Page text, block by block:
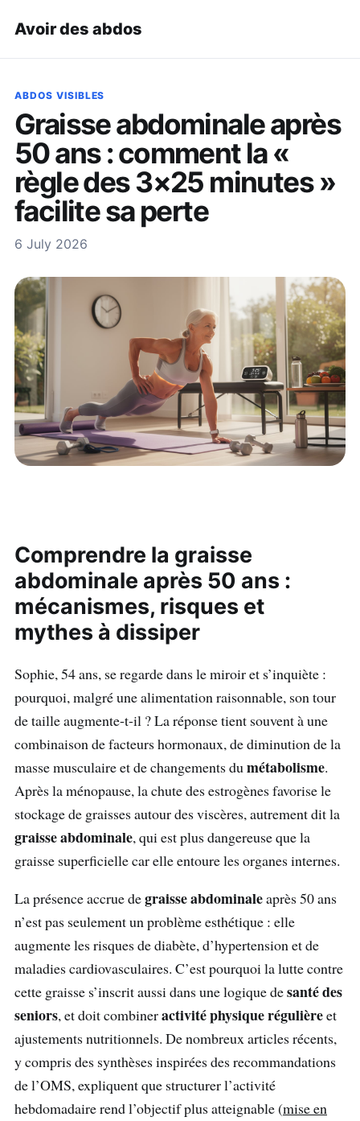
Avoir des abdos
ABDOS VISIBLES
Graisse abdominale après
50 ans : comment la «
règle des 3×25 minutes »
facilite sa perte
6 July 2026
Comprendre la graisse
abdominale après 50 ans :
mécanismes, risques et
mythes à dissiper
Sophie, 54 ans, se regarde dans le miroir et s’inquiète :
pourquoi, malgré une alimentation raisonnable, son tour
de taille augmente-t-il ? La réponse tient souvent à une
combinaison de facteurs hormonaux, de diminution de la
masse musculaire et de changements dumétabolisme.
Après la ménopause, la chute des estrogènes favorise le
stockage de graisses autour des viscères, autrement dit la
graisse abdominale, qui est plus dangereuse que la
graisse superficielle car elle entoure les organes internes.
La présence accrue degraisse abdominaleaprès 50 ans
n’est pas seulement un problème esthétique : elle
augmente les risques de diabète, d’hypertension et de
maladies cardiovasculaires. C’est pourquoi la lutte contre
cette graisse s’inscrit aussi dans une logique desanté des
seniors, et doit combineractivité physique régulièreet
ajustements nutritionnels. De nombreux articles récents,
y compris des synthèses inspirées des recommandations
de l’OMS, expliquent que structurer l’activité
hebdomadaire rend l’objectif plus atteignable (mise en